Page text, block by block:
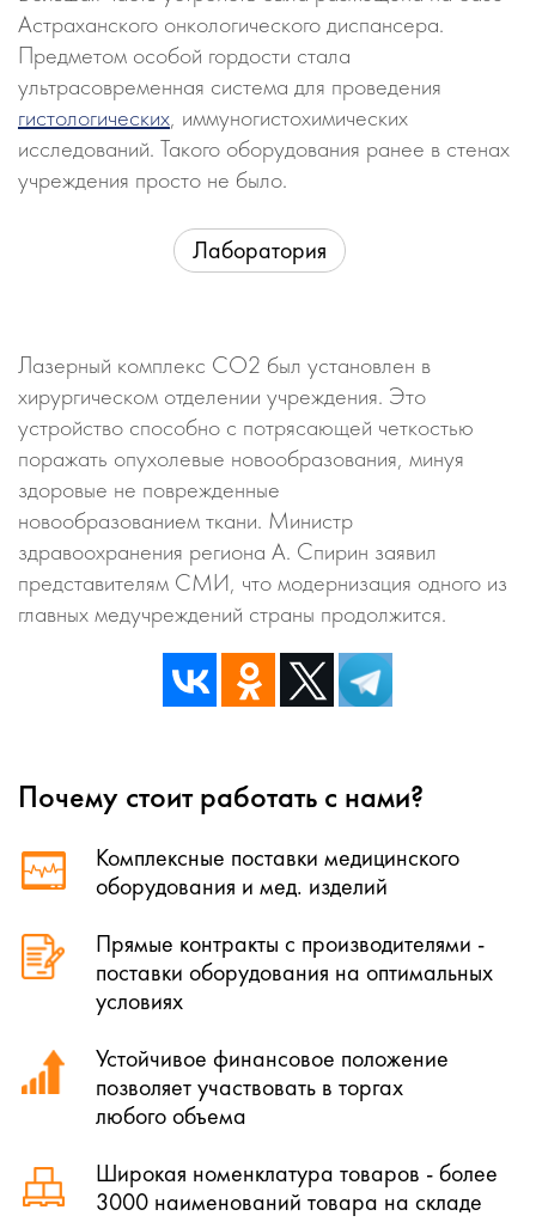
Астраханского онкологического диспансера.
Предметом особой гордости стала
ультрасовременная система для проведения
гистологических, иммуногистохимических
исследований. Такого оборудования ранее в стенах
учреждения просто не было.
Лаборатория
Лазерный комплекс СО2 был установлен в
хирургическом отделении учреждения. Это
устройство способно с потрясающей четкостью
поражать опухолевые новообразования, минуя
здоровые не поврежденные
новообразованием ткани. Министр
здравоохранения региона А. Спирин заявил
представителям СМИ, что модернизация одного из
главных медучреждений страны продолжится.
Почему стоит работать с нами?
Комплексные поставки медицинского
оборудования и мед. изделий
Прямые контракты с производителями -
поставки оборудования на оптимальных
условиях
Устойчивое финансовое положение
позволяет участвовать в торгах
любого объема
Широкая номенклатура товаров - более
3000 наименований товара на складе